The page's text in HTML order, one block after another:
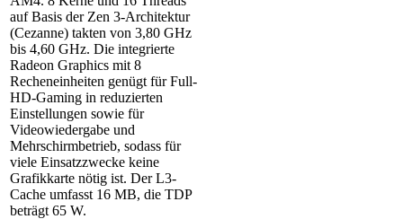
auf Basis der Zen 3-Architektur
(Cezanne) takten von 3,80 GHz
bis 4,60 GHz. Die integrierte
Radeon Graphics mit 8
Recheneinheiten genügt für Full-
HD-Gaming in reduzierten
Einstellungen sowie für
Videowiedergabe und
Mehrschirmbetrieb, sodass für
viele Einsatzzwecke keine
Grafikkarte nötig ist. Der L3-
Cache umfasst 16 MB, die TDP
beträgt 65 W.